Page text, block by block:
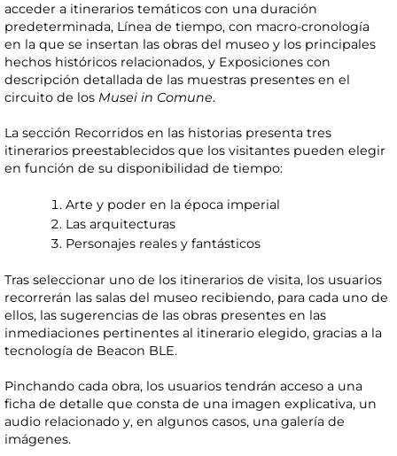
acceder a itinerarios temáticos con una duración
predeterminada, Línea de tiempo, con macro-cronología
en la que se insertan las obras del museo y los principales
hechos históricos relacionados, y Exposiciones con
descripción detallada de las muestras presentes en el
circuito de los Musei in Comune.
La sección Recorridos en las historias presenta tres
itinerarios preestablecidos que los visitantes pueden elegir
en función de su disponibilidad de tiempo:
Arte y poder en la época imperial
Las arquitecturas
Personajes reales y fantásticos
Tras seleccionar uno de los itinerarios de visita, los usuarios
recorrerán las salas del museo recibiendo, para cada uno de
ellos, las sugerencias de las obras presentes en las
inmediaciones pertinentes al itinerario elegido, gracias a la
tecnología de Beacon BLE.
Pinchando cada obra, los usuarios tendrán acceso a una
ficha de detalle que consta de una imagen explicativa, un
audio relacionado y, en algunos casos, una galería de
imágenes.